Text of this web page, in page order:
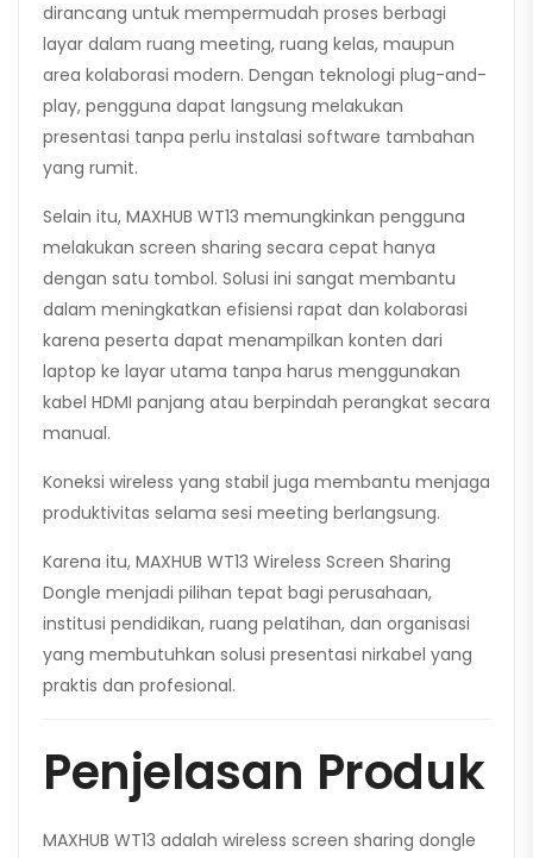
dirancang untuk mempermudah proses berbagi
layar dalam ruang meeting, ruang kelas, maupun
area kolaborasi modern. Dengan teknologi plug-and-
play, pengguna dapat langsung melakukan
presentasi tanpa perlu instalasi software tambahan
yang rumit.
Selain itu, MAXHUB WT13 memungkinkan pengguna
melakukan screen sharing secara cepat hanya
dengan satu tombol. Solusi ini sangat membantu
dalam meningkatkan efisiensi rapat dan kolaborasi
karena peserta dapat menampilkan konten dari
laptop ke layar utama tanpa harus menggunakan
kabel HDMI panjang atau berpindah perangkat secara
manual.
Koneksi wireless yang stabil juga membantu menjaga
produktivitas selama sesi meeting berlangsung.
Karena itu, MAXHUB WT13 Wireless Screen Sharing
Dongle menjadi pilihan tepat bagi perusahaan,
institusi pendidikan, ruang pelatihan, dan organisasi
yang membutuhkan solusi presentasi nirkabel yang
praktis dan profesional.
Penjelasan Produk
MAXHUB WT13 adalah wireless screen sharing dongle